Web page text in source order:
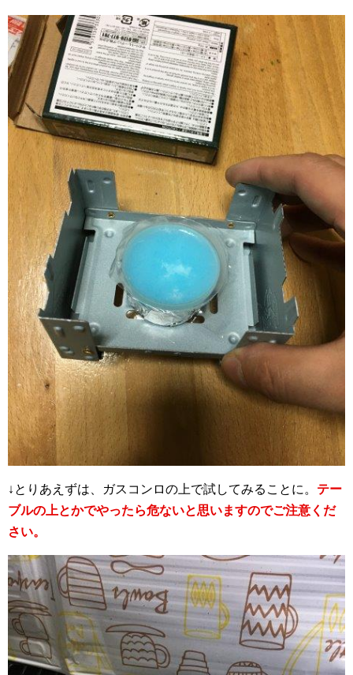
↓とりあえずは、ガスコンロの上で試してみることに。 テー
ブルの上とかでやったら危ないと思いますのでご注意くだ
さい。